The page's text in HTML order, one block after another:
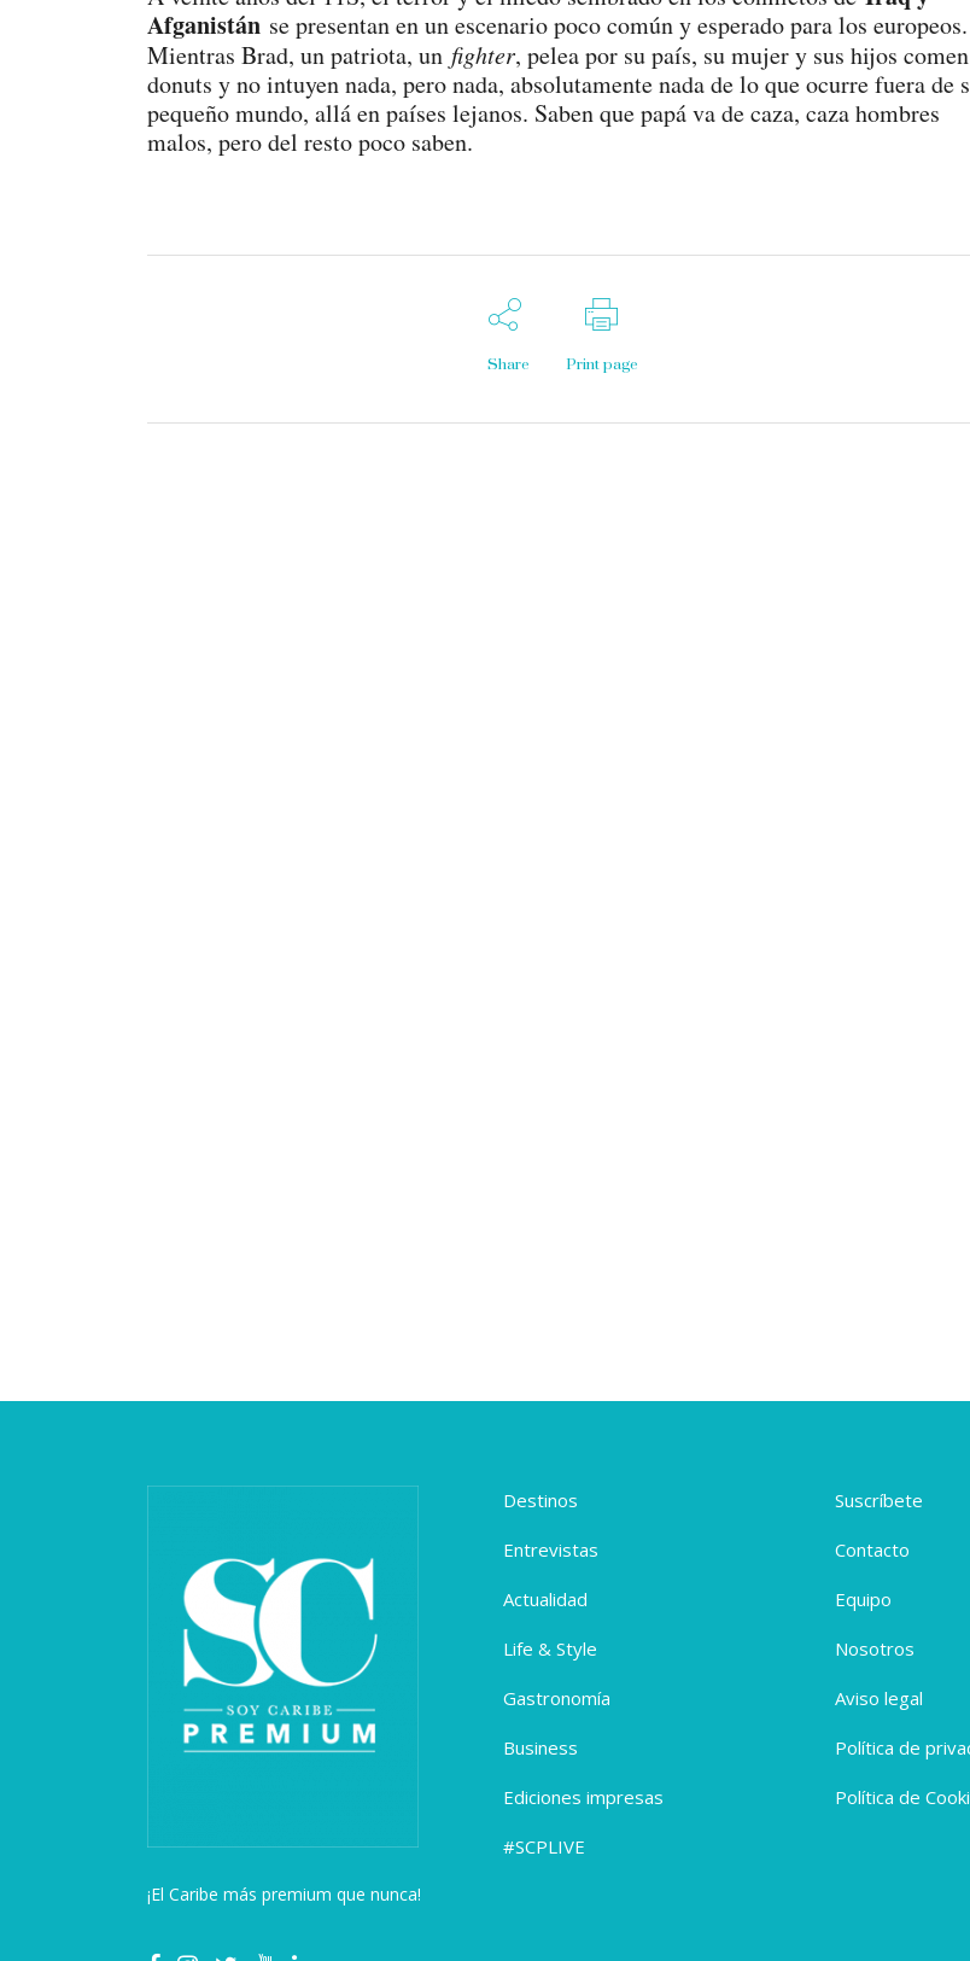
Afganistán se presentan en un escenario poco común y esperado para los europeos.
Mientras Brad, un patriota, un fighter, pelea por su país, su mujer y sus hijos comen
donuts y no intuyen nada, pero nada, absolutamente nada de lo que ocurre fuera de
pequeño mundo, allá en países lejanos. Saben que papá va de caza, caza hombres
malos, pero del resto poco saben.
Share Print page
¡El Caribe más premium que nunca!
Destinos
Entrevistas
Actualidad
Life & Style
Gastronomía
Business
Ediciones impresas
#SCPLIVE
Suscríbete
Contacto
Equipo
Nosotros
Aviso legal
Política de
Política de